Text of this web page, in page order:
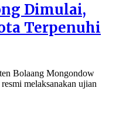
Dimulai,
Terpenuhi
Bolaang Mongondow
melaksanakan ujian